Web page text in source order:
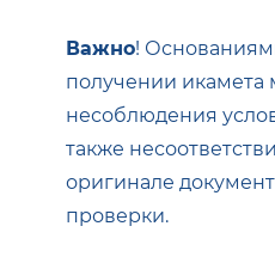
Важно!
получении икамета
несоблюдения
также
оригинале
проверки.